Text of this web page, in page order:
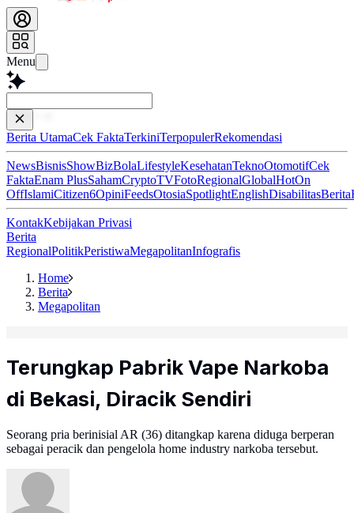
Menu
Baca leb
Berita UtamaCek FaktaTerkiniTerpopulerRekomendasi
NewsBisnisShowBizBolaLifestyleKesehatanTeknoOtomotifCek
FaktaEnam PlusSahamCryptoTVFotoRegionalGlobalHotOn
OffIslamiCitizen6OpiniFeedsOtosiaSpotlightEnglishDisabilitasBerita
KontakKebijakan Privasi
Berita
RegionalPolitikPeristiwaMegapolitanInfografis
Home
Berita
Megapolitan
Terungkap Pabrik Vape Narkoba
di Bekasi, Diracik Sendiri
Seorang pria berinisial AR (36) ditangkap karena diduga berperan
sebagai peracik dan pengelola home industry narkoba tersebut.